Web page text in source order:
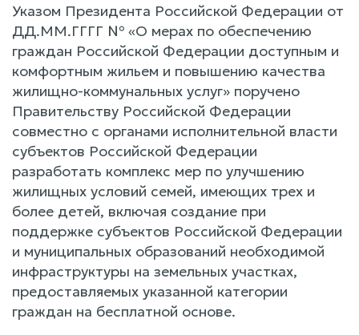
Указом Президента Российской Федерации от
ДД.ММ.ГГГГ № «O мерах по обеспечению
граждан Российской Федерации доступным и
комфортным жильем и повышению качества
жилищно-коммунальных услуг» поручено
Правительству Российской Федерации
совместно с органами исполнительной власти
субъектов Российской Федерации
разработать комплекс мер по улучшению
жилищных условий семей, имеющих трех и
более детей, включая создание при
поддержке субъектов Российской Федерации
и муниципальных образований необходимой
инфраструктуры на земельных участках,
предоставляемых указанной категории
граждан на бесплатной основе.